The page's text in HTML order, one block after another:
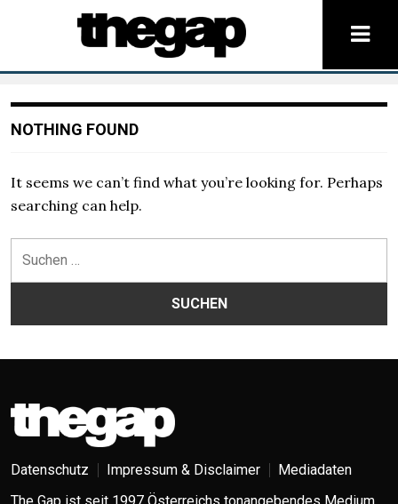
NOTHING FOUND
It seems we can’t find what you’re looking for. Perhaps
searching can help.
nach:
Datenschutz Impressum & Disclaimer
Mediadaten